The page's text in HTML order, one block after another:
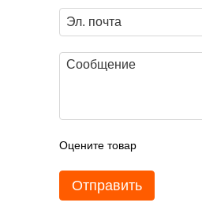
Оцените товар
Отправить